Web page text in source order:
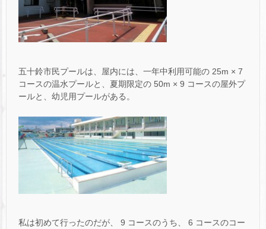
五十鈴市民プールは、屋内には、一年中利用可能の 25m × 7
コースの温水プールと、夏期限定の 50m × 9 コースの屋外プ
ールと、幼児用プールがある。
私は初めて行ったのだが、 9 コースのうち、 6 コースのコー